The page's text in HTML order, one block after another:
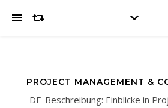
PROJECT MANAGEMENT &
DE-Beschreibung: Einblicke in